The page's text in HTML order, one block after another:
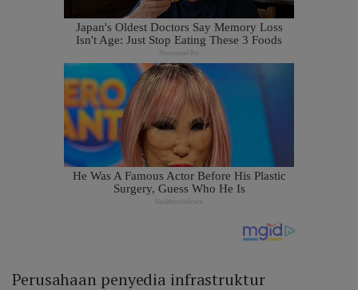
Perusahaan penyedia infrastruktur